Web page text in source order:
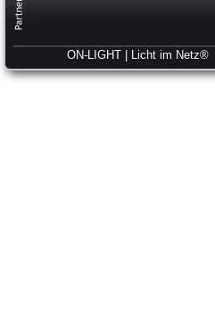
ON-LIGHT | Licht im Netz®